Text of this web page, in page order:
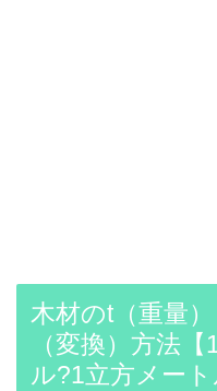
木材のt（重量
（変換）方法
ル?1立方メート